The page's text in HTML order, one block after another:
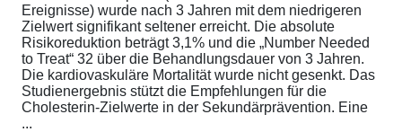
Ereignisse) wurde nach 3 Jahren mit dem niedrigeren
Zielwert signifikant seltener erreicht. Die absolute
Risikoreduktion beträgt 3,1% und die „Number Needed
to Treat“ 32 über die Behandlungsdauer von 3 Jahren.
Die kardiovaskuläre Mortalität wurde nicht gesenkt. Das
Studienergebnis stützt die Empfehlungen für die
Cholesterin-Zielwerte in der Sekundärprävention. Eine
...